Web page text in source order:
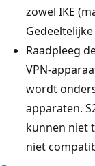
zowel IKE
Raadpleeg
VPN-
wordt
apparaten.
kunnen niet
niet